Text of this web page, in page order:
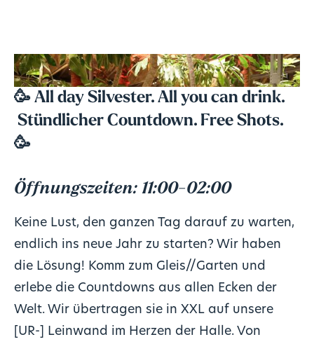
🥳 All day Silvester. All you can drink.
Stündlicher Countdown. Free Shots.
🥳
Öffnungszeiten: 11:00-02:00
Keine Lust, den ganzen Tag darauf zu warten,
endlich ins neue Jahr zu starten? Wir haben
die Lösung! Komm zum Gleis//Garten und
erlebe die Countdowns aus allen Ecken der
Welt. Wir übertragen sie in XXL auf unsere
[UR-] Leinwand im Herzen der Halle. Von